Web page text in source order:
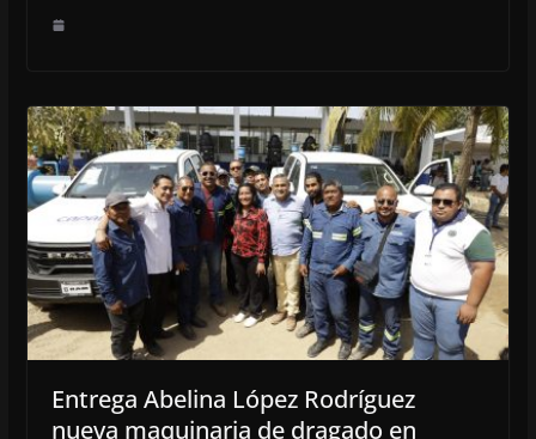
Entrega Abelina López Rodríguez
nueva maquinaria de dragado en